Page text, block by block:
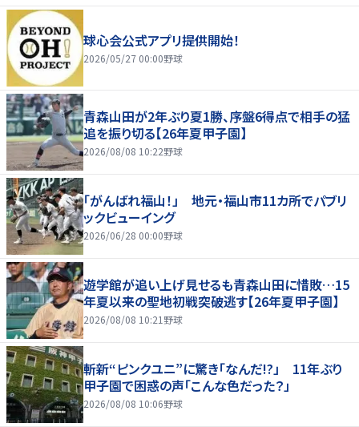
球心会公式アプリ提供開始！
2026/05/27 00:00野球
青森山田が2年ぶり夏1勝、序盤6得点で相手の猛
追を振り切る【26年夏甲子園】
2026/08/08 10:22野球
「がんばれ福山！」 地元・福山市11カ所でパブリ
ックビューイング
2026/06/28 00:00野球
遊学館が追い上げ見せるも青森山田に惜敗…15
年夏以来の聖地初戦突破逃す【26年夏甲子園】
2026/08/08 10:21 野球
斬新“ピンクユニ”に驚き「なんだ!?」 11年ぶり
甲子園で困惑の声「こんな色だった？」
2026/08/08 10:06野球